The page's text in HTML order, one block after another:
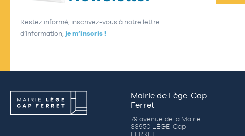
Restez informé, inscrivez-vous à notre lettre
d’information, je m’inscris !
Mairie de Lège-Cap
Ferret
79 avenue de la Mairie
33950 LÈGE-Cap
FERRET